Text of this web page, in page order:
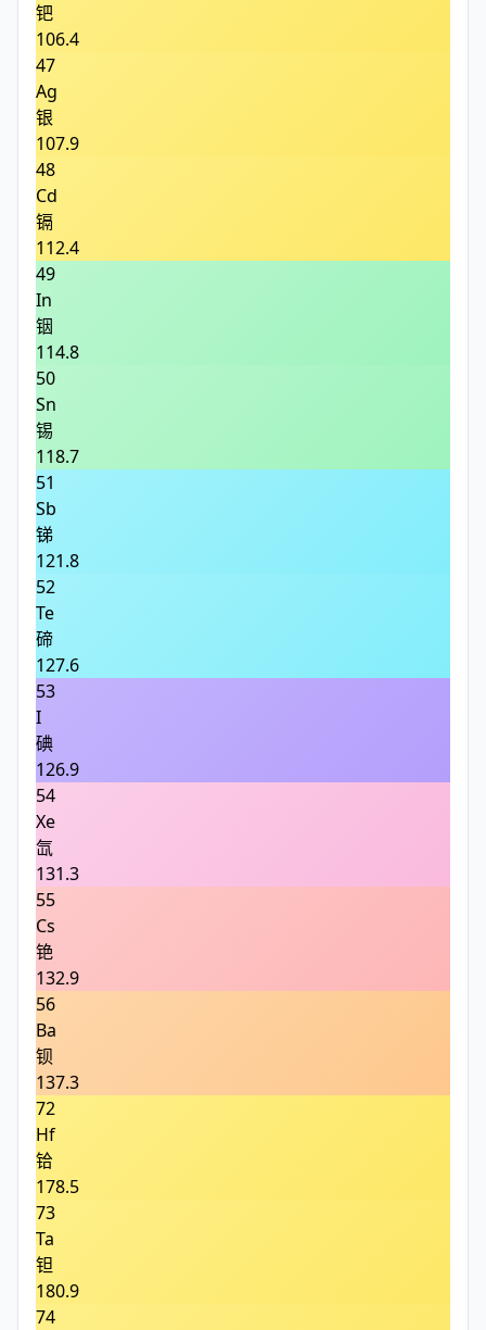
钯
106.4
47
Ag
银
107.9
48
Cd
镉
112.4
49
In
铟
114.8
50
Sn
锡
118.7
51
Sb
锑
121.8
52
Te
碲
127.6
53
I
碘
126.9
54
Xe
氙
131.3
55
Cs
铯
132.9
56
Ba
钡
137.3
72
Hf
铪
178.5
73
Ta
钽
180.9
74